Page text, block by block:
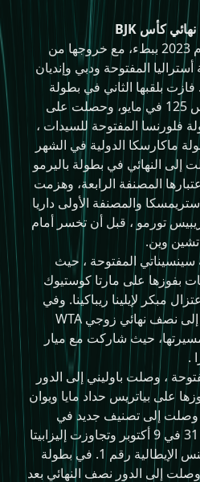
بدأ موسم باوليني لعام 2023 ببطء، مع خروجها من
المفتوحة ودبي وإنديان
بلقبها الثاني في بطولة
رابطة محترفات التنس 125 في مايو، وحصلت على
فلورنسا المفتوحة للسيدات ،
ماكارسكا الدولية في الشهر
إلى النهائي في بطولة باليرمو
المصنفة الرابعة، وهزمت
والمصنفة الأولى داريا
تورمو ، قبل أن تخسر أمام
تشين وين.
سينسيناتي المفتوحة ، حيث
بفوزها على مارتا كوستيوك
مبكر لإيلينا ريباكينا. وفي
الشهر التالي، وصلت إلى نصف نهائي زوجي WTA
مسيرتها، حيث شاركت مع ميار
.
، وصلت باوليني إلى الدور
على بياتريس حداد مايا ويوان
وصلت إلى تصنيف جديد في
مسيرتها المهنية رقم 31 في 9 أكتوبر وتجاوزت إليزابيتا
كوتشياريتو كلاعبة التنس الإيطالية رقم 1. في بطولة
إلى الدور نصف النهائي بعد